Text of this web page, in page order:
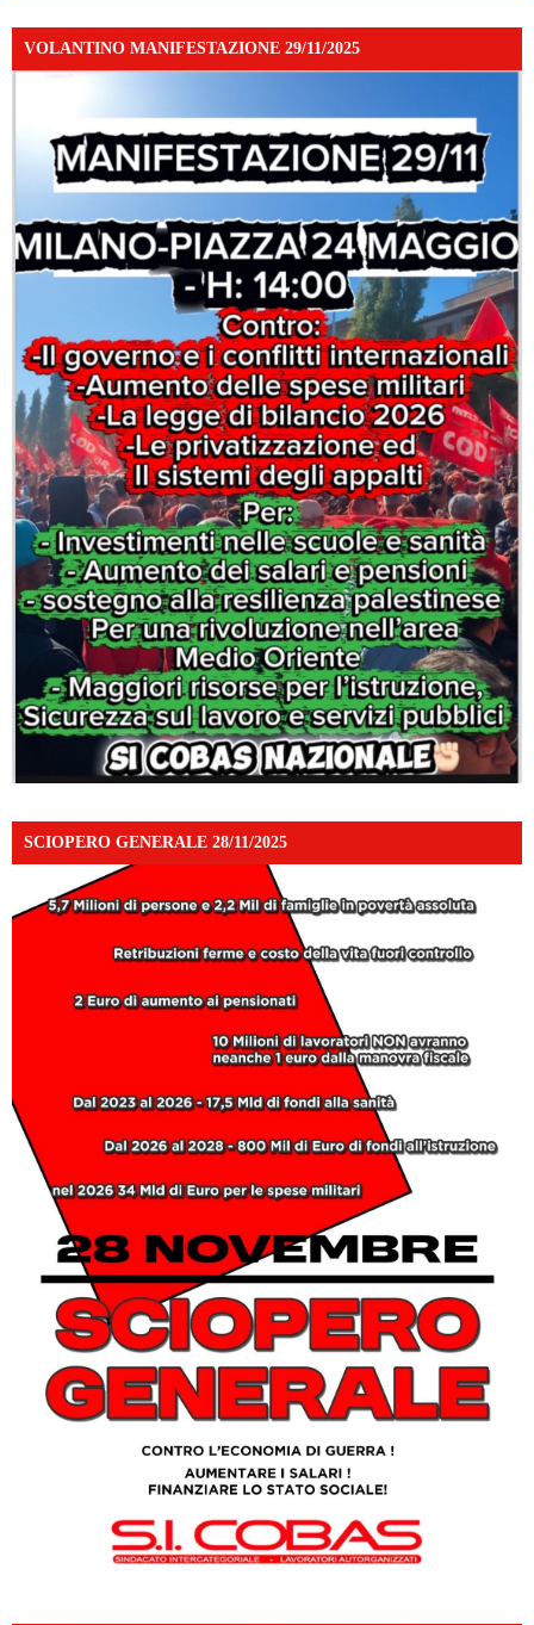
VOLANTINO MANIFESTAZIONE 29/11/2025
SCIOPERO GENERALE 28/11/2025